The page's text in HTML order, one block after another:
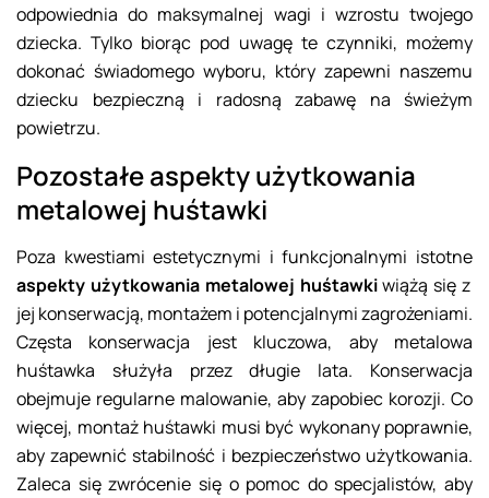
odpowiednia do maksymalnej wagi i wzrostu twojego
dziecka. Tylko biorąc pod uwagę te czynniki, możemy
dokonać świadomego wyboru, który zapewni naszemu
dziecku bezpieczną i radosną zabawę na świeżym
powietrzu.
Pozostałe aspekty użytkowania
metalowej huśtawki
Poza kwestiami estetycznymi i funkcjonalnymi istotne
aspekty użytkowania metalowej huśtawkiwiążą się z
jej konserwacją, montażem i potencjalnymi zagrożeniami.
Częsta konserwacja jest kluczowa, aby metalowa
huśtawka służyła przez długie lata. Konserwacja
obejmuje regularne malowanie, aby zapobiec korozji. Co
więcej, montaż huśtawki musi być wykonany poprawnie,
aby zapewnić stabilność i bezpieczeństwo użytkowania.
Zaleca się zwrócenie się o pomoc do specjalistów, aby